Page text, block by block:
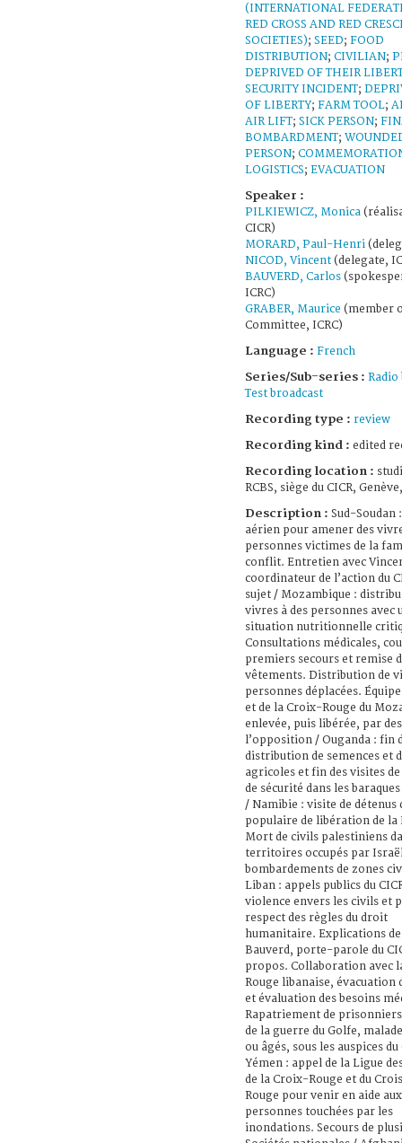
(INTERNATIONAL
RED CROSS AND RED
SOCIETIES); SEED; FOOD
DISTRIBUTION; CIVILIAN;
DEPRIVED OF THEIR
SECURITY INCIDENT;
OF LIBERTY; FARM TOOL;
AIR LIFT; SICK PERSON;
BOMBARDMENT;
PERSON;
LOGISTICS; EVACUATION
Speaker :
PILKIEWICZ, Monica
CICR)
MORARD, Paul-Henri
NICOD, Vincent(delegate,
BAUVERD, Carlos
ICRC)
GRABER, Maurice (member
Committee, ICRC)
Language : French
Series/Sub-series : Radio
Test broadcast
Recording type : review
Recording kind : edited
Recording location :
RCBS, siège du CICR,
Description : Sud-Soudan
aérien pour amener des
personnes victimes de la
conflit. Entretien avec
coordinateur de l’action du
sujet / Mozambique :
vivres à des personnes avec
situation nutritionnelle
Consultations médicales,
premiers secours et remise
vêtements. Distribution de
personnes déplacées. Équipe
et de la Croix-Rouge du
enlevée, puis libérée, par
l’opposition / Ouganda : fin
distribution de semences et
agricoles et fin des visites de
de sécurité dans les
/ Namibie : visite de détenus
populaire de libération de la
Mort de civils palestiniens
territoires occupés par
bombardements de zones
Liban : appels publics du
violence envers les civils et
respect des règles du droit
humanitaire. Explications
Bauverd, porte-parole du
propos. Collaboration avec
Rouge libanaise, évacuation
et évaluation des besoins
Rapatriement de
de la guerre du Golfe,
ou âgés, sous les auspices du
Yémen : appel de la Ligue
de la Croix-Rouge et du
Rouge pour venir en aide aux
personnes touchées par les
inondations. Secours de